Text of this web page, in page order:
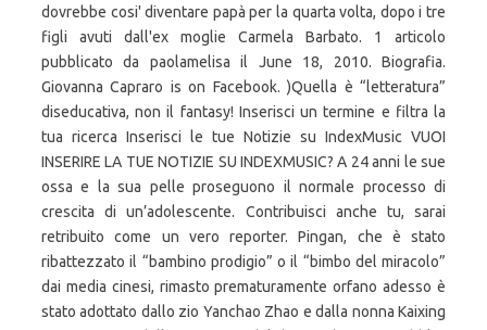
dovrebbe cosi' diventare papà per la quarta volta, dopo i tre
figli avuti dall'ex moglie Carmela Barbato. 1 articolo
pubblicato da paolamelisa il June 18, 2010. Biografia.
Giovanna Capraro is on Facebook. )Quella è “letteratura”
diseducativa, non il fantasy! Inserisci un termine e filtra la
tua ricerca Inserisci le tue Notizie su IndexMusic VUOI
INSERIRE LA TUE NOTIZIE SU INDEXMUSIC? A 24 anni le sue
ossa e la sua pelle proseguono il normale processo di
crescita di un’adolescente. Contribuisci anche tu, sarai
retribuito come un vero reporter. Pingan, che è stato
ribattezzato il “bambino prodigio” o il “bimbo del miracolo”
dai media cinesi, rimasto prematuramente orfano adesso è
stato adottato dallo zio Yanchao Zhao e dalla nonna Kaixing